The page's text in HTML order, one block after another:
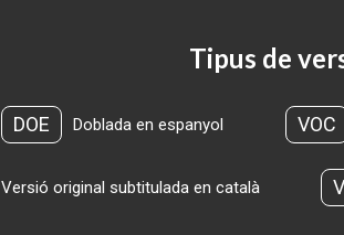
Tipus de
DOE Doblada en espanyol VOC
Versió original subtitulada en català